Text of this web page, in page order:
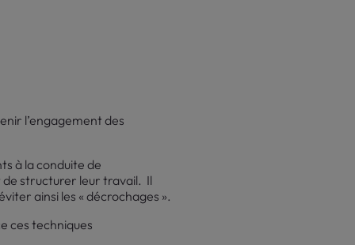
l’engagement des
à la conduite de
de structurer leur travail. Il
ainsi les « décrochages ».
ces techniques